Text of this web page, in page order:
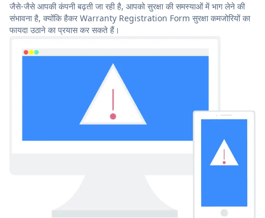
जैसे-जैसे आपकी कंपनी बढ़ती जा रही है, आपको सुरक्षा की समस्याओं में भाग लेने की
संभावना है, क्योंकि हैकर Warranty Registration Form सुरक्षा कमजोरियों का
फायदा उठाने का प्रयास कर सकते हैं।